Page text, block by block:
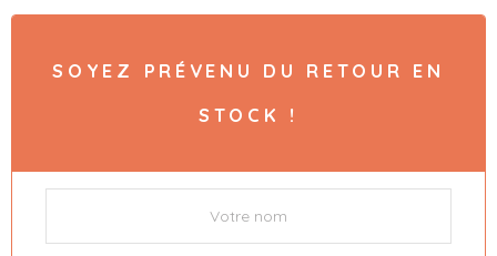
SOYEZ PRÉVENU DU RETOUR EN
STOCK !